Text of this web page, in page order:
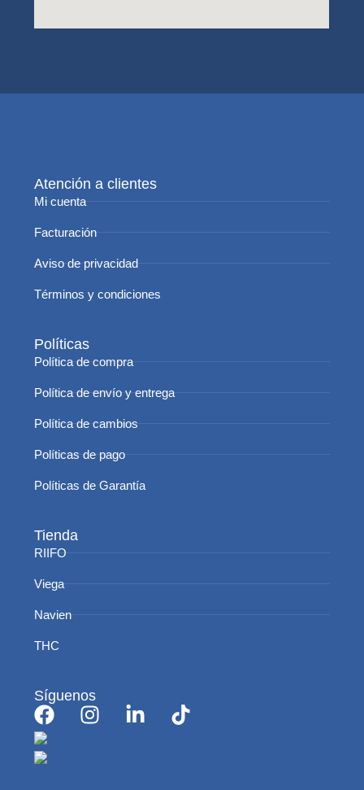
Atención a clientes
Mi cuenta
Facturación
Aviso de privacidad
Términos y condiciones
Políticas
Política de compra
Política de envío y entrega
Política de cambios
Políticas de pago
Políticas de Garantía
Tienda
RIIFO
Viega
Navien
THC
Síguenos